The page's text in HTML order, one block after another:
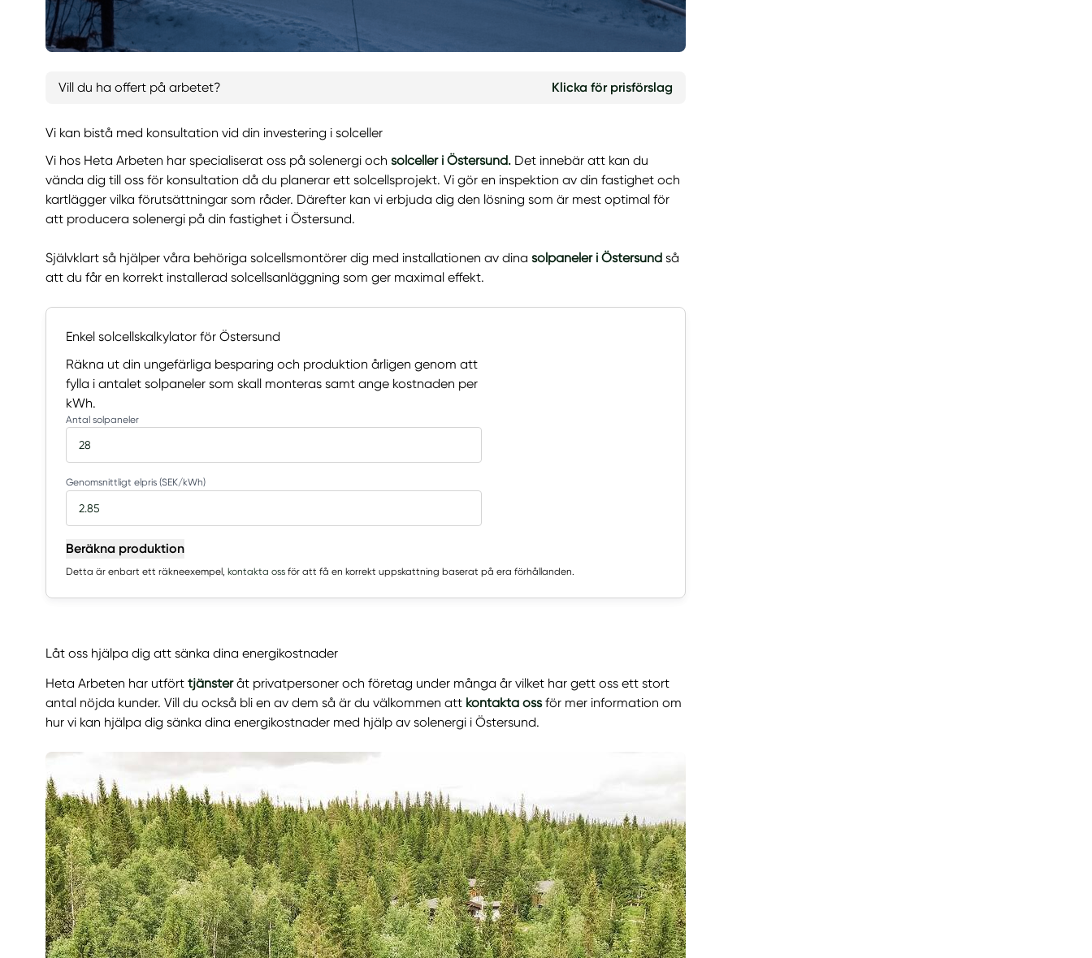
Vill du ha offert på arbetet? Klicka för prisförslag
Vi kan bistå med konsultation vid din investering i solceller
Vi hos Heta Arbeten har specialiserat oss på solenergi och solceller i Östersund. Det innebär att kan du
vända dig till oss för konsultation då du planerar ett solcellsprojekt. Vi gör en inspektion av din fastighet och
kartlägger vilka förutsättningar som råder. Därefter kan vi erbjuda dig den lösning som är mest optimal för
att producera solenergi på din fastighet i Östersund.
Självklart så hjälper våra behöriga solcellsmontörer dig med installationen av dina solpaneler i Östersund så
att du får en korrekt installerad solcellsanläggning som ger maximal effekt.
Enkel solcellskalkylator för Östersund
Räkna ut din ungefärliga besparing och produktion årligen genom att
fylla i antalet solpaneler som skall monteras samt ange kostnaden per
kWh.
Antal solpaneler
Genomsnittligt elpris (SEK/kWh)
Beräkna produktion
Detta är enbart ett räkneexempel, kontakta oss för att få en korrekt uppskattning baserat på era förhållanden.
Låt oss hjälpa dig att sänka dina energikostnader
Heta Arbeten har utfört tjänsteråt privatpersoner och företag under många år vilket har gett oss ett stort
antal nöjda kunder. Vill du också bli en av dem så är du välkommen att kontakta ossför mer information om
hur vi kan hjälpa dig sänka dina energikostnader med hjälp av solenergi i Östersund.